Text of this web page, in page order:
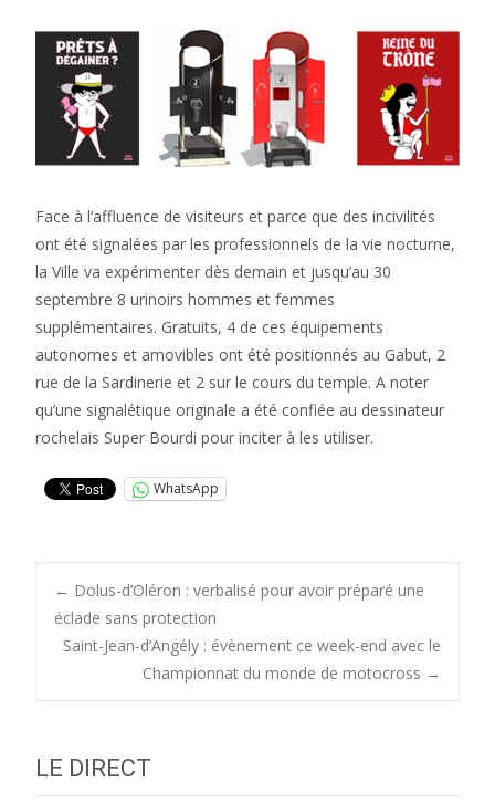
Face à l’affluence de visiteurs et parce que des incivilités
ont été signalées par les professionnels de la vie nocturne,
la Ville va expérimenter dès demain et jusqu’au 30
septembre 8 urinoirs hommes et femmes
supplémentaires. Gratuits, 4 de ces équipements
autonomes et amovibles ont été positionnés au Gabut, 2
rue de la Sardinerie et 2 sur le cours du temple. A noter
qu’une signalétique originale a été confiée au dessinateur
rochelais Super Bourdi pour inciter à les utiliser.
WhatsApp
Post
navigation
← Dolus-d’Oléron : verbalisé pour avoir préparé une
éclade sans protection
Saint-Jean-d’Angély : évènement ce week-end avec le
Championnat du monde de motocross →
LE DIRECT